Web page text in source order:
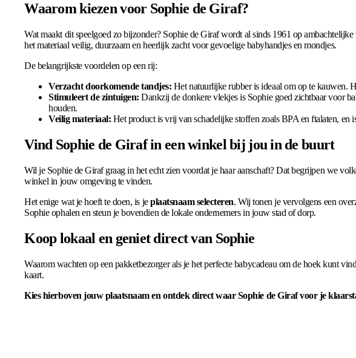
Waarom kiezen voor Sophie de Giraf?
Wat maakt dit speelgoed zo bijzonder? Sophie de Giraf wordt al sinds 1961 op
het materiaal veilig, duurzaam en heerlijk zacht voor gevoelige babyhandjes en mondjes.
De belangrijkste voordelen op een rij:
Verzacht doorkomende tandjes: Het natuurlijke rubber is ideaal om op te kauwen.
Stimuleert de zintuigen: Dankzij de donkere vlekjes is Sophie goed zichtbaar voor
houden.
Veilig materiaal: Het product is vrij van schadelijke stoffen zoals BPA en ftalaten, en
Vind Sophie de Giraf in een winkel bij jou in de buurt
Wil je Sophie de Giraf graag in het echt zien voordat je haar aanschaft? Dat begrijpen we
winkel in jouw omgeving te vinden.
Het enige wat je hoeft te doen, is jeplaatsnaam selecteren. Wij tonen je vervolgens een
Sophie ophalen en steun je bovendien de lokale ondernemers in jouw stad of dorp.
Koop lokaal en geniet direct van Sophie
Waarom wachten op een pakketbezorger als je het perfecte babycadeau om de hoek kunt
kaart.
Kies hierboven jouw plaatsnaam en ontdek direct waar Sophie de Giraf voor je